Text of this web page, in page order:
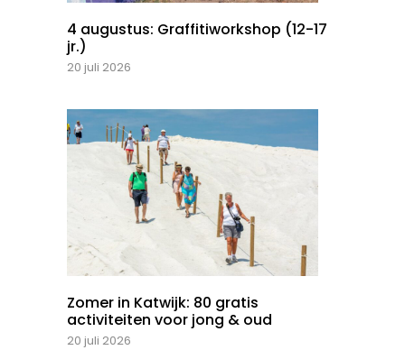
4 augustus: Graffitiworkshop (12-17
jr.)
20 juli 2026
Zomer in Katwijk: 80 gratis
activiteiten voor jong & oud
20 juli 2026